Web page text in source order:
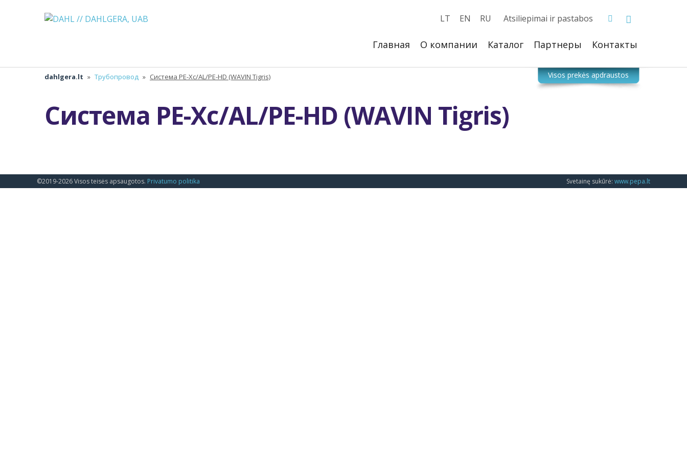
Atsiliepimai ir pastabos
LT EN RU
Главная О компании Каталог Партнеры Контакты
dahlgera.lt » Трубопровод » Система PE-Xc/AL/PE-HD (WAVIN Tigris)
Система PE-Xc/AL/PE-HD (WAVIN Tigris)
©2019-2026 Visos teisės apsaugotos. Privatumo politika Svetainę sukūrė: www.pepa.lt